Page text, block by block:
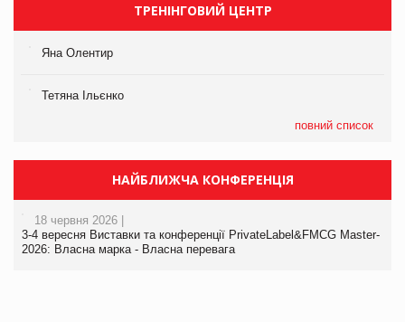
ТРЕНІНГОВИЙ ЦЕНТР
Яна Олентир
Тетяна Ільєнко
повний список
НАЙБЛИЖЧА КОНФЕРЕНЦІЯ
18 червня 2026 |
3-4 вересня Виставки та конференції PrivateLabel&FMCG Master-
2026: Власна марка - Власна перевага